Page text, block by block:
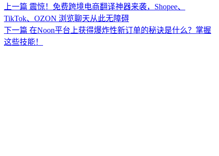
上一篇 震惊！免费跨境电商翻译神器来袭，Shopee、
TikTok、OZON 浏览聊天从此无障碍
下一篇 在Noon平台上获得爆炸性新订单的秘诀是什么？掌握
这些技能！